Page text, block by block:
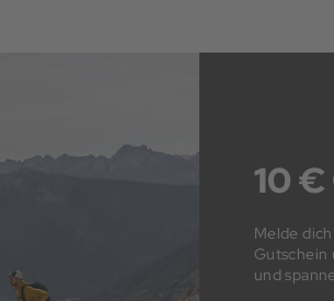
10
Melde
Gutschein
und